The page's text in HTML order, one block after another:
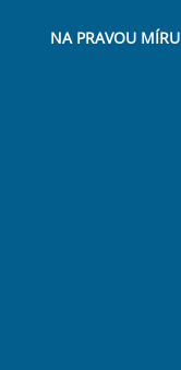
NA PRAVOU MÍRU